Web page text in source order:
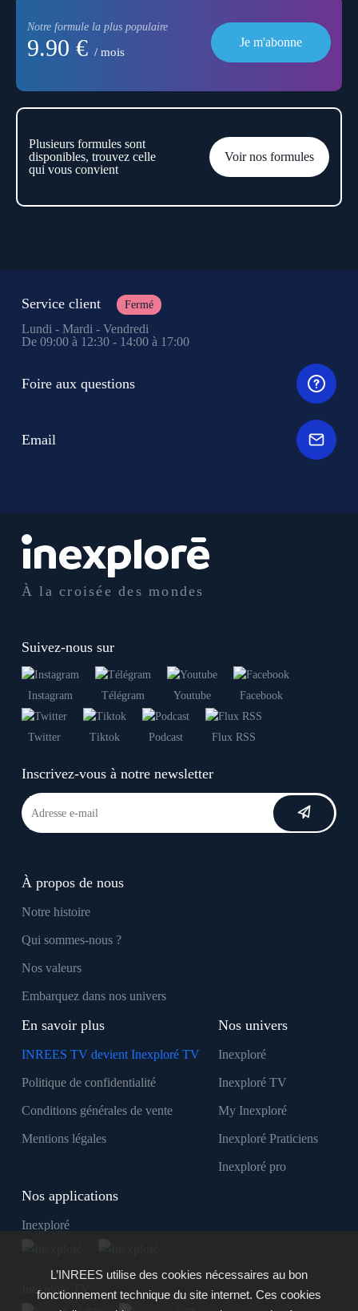
Notre formule la plus populaire
9.90 € / mois
Je m'abonne
Plusieurs formules sont
disponibles, trouvez celle
qui vous convient
Voir nos formules
À la croisée des mondes
Suivez-nous sur
Instagram Télégram Youtube Facebook
Twitter Tiktok Podcast Flux RSS
Inscrivez-vous à notre newsletter
À propos de nous
Notre histoire
Qui sommes-nous ?
Nos valeurs
Embarquez dans nos univers
En savoir plus
INREES TV devient Inexploré TV
Politique de confidentialité
Conditions générales de vente
Mentions légales
Nos univers
Inexploré
Inexploré TV
My Inexploré
Inexploré Praticiens
Inexploré pro
Nos applications
Inexploré
Inexploré TV
Service client Fermé
Lundi - Mardi - Vendredi
De 09:00 à 12:30 - 14:00 à 17:00
Foire aux questions
Email
L’INREES utilise des cookies nécessaires au bon
fonctionnement technique du site internet. Ces cookies